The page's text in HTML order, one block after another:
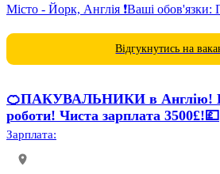
Місто - Йорк, Англія ❗️Ваші обов'язки: Перевірка якості
Відгукнутись на
🍊ПАКУВАЛЬНИКИ в Англію!
роботи! Чиста зарплата 3500£!💷
Зарплата: